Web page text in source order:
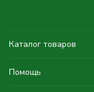
Каталог товаров
Помощь